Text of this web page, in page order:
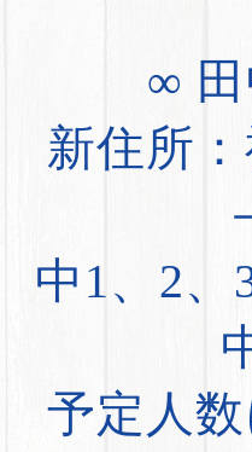
∞
新住所
中1、2、
予定人